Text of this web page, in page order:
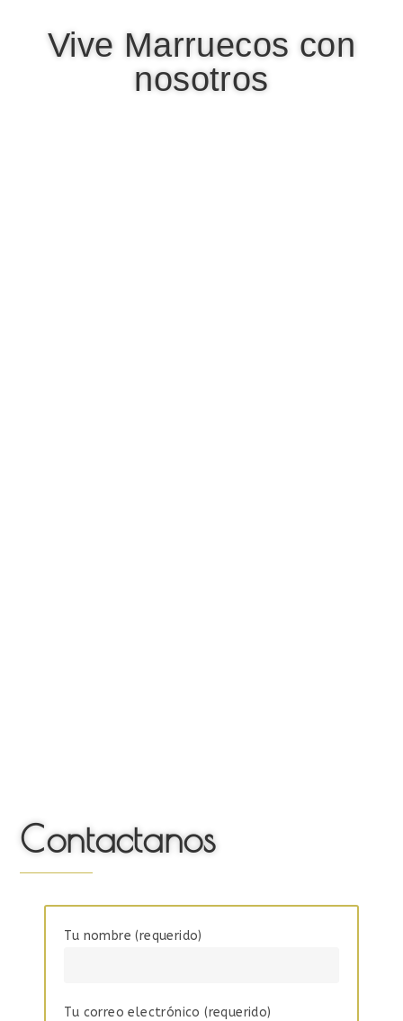
Vive Marruecos con
nosotros
Contactanos
Tu nombre (requerido)
Tu correo electrónico (requerido)